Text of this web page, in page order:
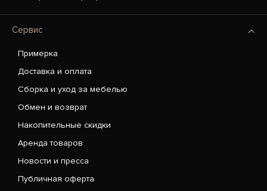
Сервис
Примерка
Доставка и оплата
Сборка и уход за мебелью
Обмен и возврат
Накопительные скидки
Аренда товаров
Новости и пресса
Публичная оферта